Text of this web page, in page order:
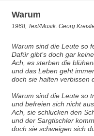
Warum
1968, Text/Musik: Georg
Warum sind die Leute so
Dafür gibt’s doch gar
Ach, es sterben die
und das Leben geht
doch sie halten verbissen
Warum sind die Leute so
und befreien sich nicht
Ach, sie schlucken den
und der Sargtischler
doch sie schweigen sich